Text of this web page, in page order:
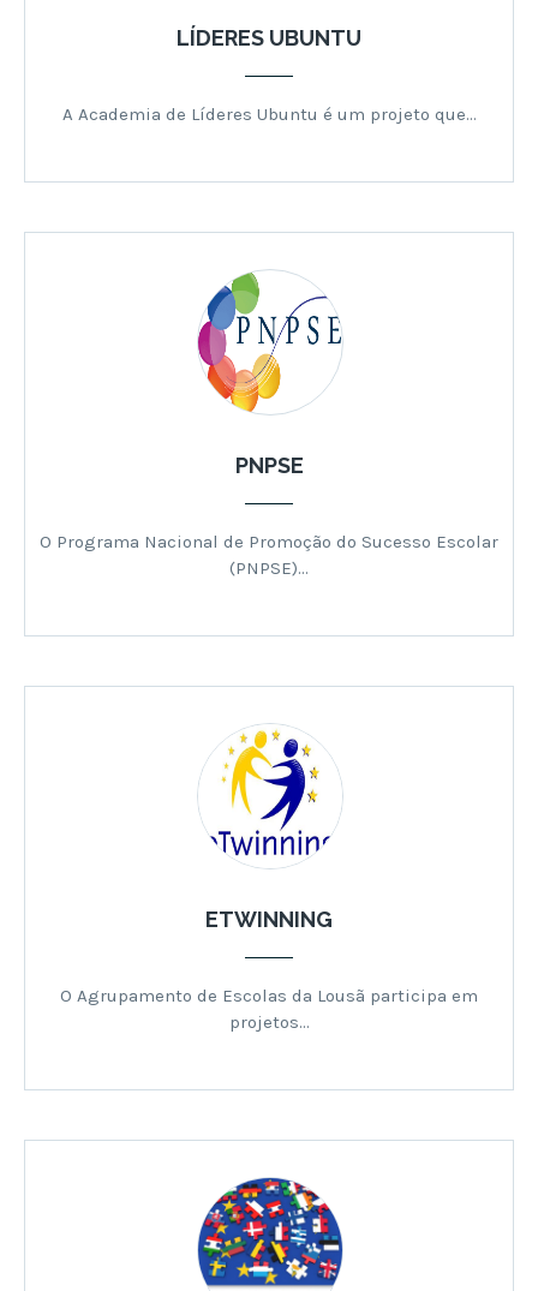
LÍDERES UBUNTU
A Academia de Líderes Ubuntu é um projeto que…
PNPSE
O Programa Nacional de Promoção do Sucesso Escolar
(PNPSE)…
ETWINNING
O Agrupamento de Escolas da Lousã participa em
projetos…